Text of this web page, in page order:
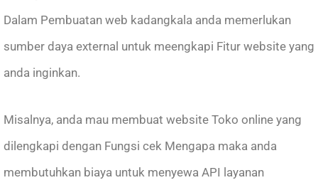
Dalam Pembuatan web kadangkala anda memerlukan
sumber daya external untuk meengkapi Fitur website yang
anda inginkan.
Misalnya, anda mau membuat website Toko online yang
dilengkapi dengan Fungsi cek Mengapa maka anda
membutuhkan biaya untuk menyewa API layanan